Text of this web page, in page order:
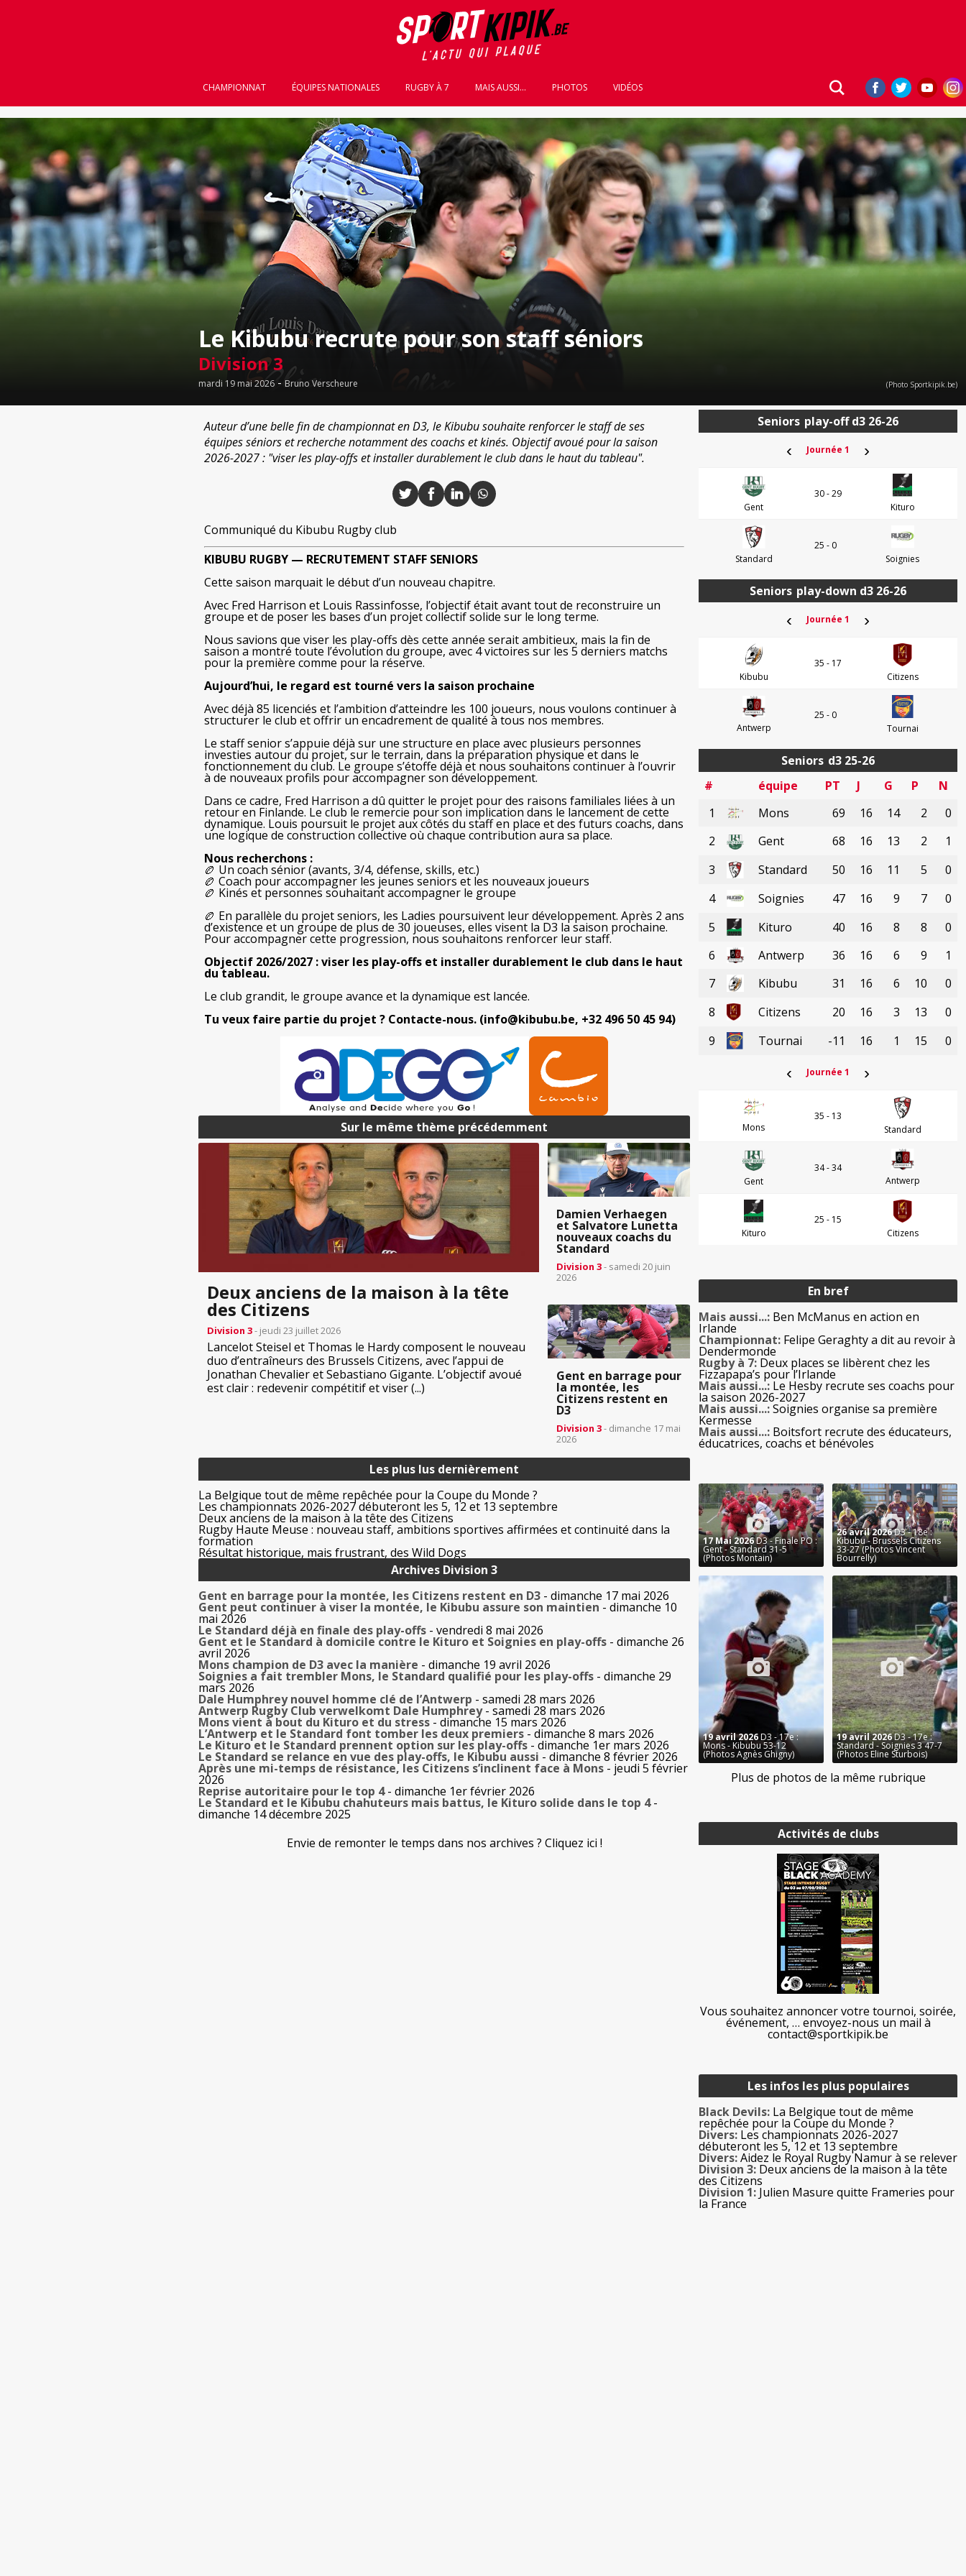
CHAMPIONNAT ÉQUIPES NATIONALES RUGBY À 7 MAIS AUSSI... PHOTOS VIDÉOS
Le Kibubu recrute pour son staff séniors
Division 3
mardi 19 mai 2026 - Bruno Verscheure (Photo Sportkipik.be)
Auteur d’une belle fin de championnat en D3, le Kibubu souhaite renforcer le staff de ses
équipes séniors et recherche notamment des coachs et kinés. Objectif avoué pour la saison
2026-2027 : "viser les play-offs et installer durablement le club dans le haut du tableau".
Communiqué du Kibubu Rugby club
KIBUBU RUGBY — RECRUTEMENT STAFF SENIORS
Cette saison marquait le début d’un nouveau chapitre.
Avec Fred Harrison et Louis Rassinfosse, l’objectif était avant tout de reconstruire un
groupe et de poser les bases d’un projet collectif solide sur le long terme.
Nous savions que viser les play-offs dès cette année serait ambitieux, mais la fin de
saison a montré toute l’évolution du groupe, avec 4 victoires sur les 5 derniers matchs
pour la première comme pour la réserve.
Aujourd’hui, le regard est tourné vers la saison prochaine
Avec déjà 85 licenciés et l’ambition d’atteindre les 100 joueurs, nous voulons continuer à
structurer le club et offrir un encadrement de qualité à tous nos membres.
Le staff senior s’appuie déjà sur une structure en place avec plusieurs personnes
investies autour du projet, sur le terrain, dans la préparation physique et dans le
fonctionnement du club. Le groupe s’étoffe déjà et nous souhaitons continuer à l’ouvrir
à de nouveaux profils pour accompagner son développement.
Dans ce cadre, Fred Harrison a dû quitter le projet pour des raisons familiales liées à un
retour en Finlande. Le club le remercie pour son implication dans le lancement de cette
dynamique. Louis poursuit le projet aux côtés du staff en place et des futurs coachs, dans
une logique de construction collective où chaque contribution aura sa place.
Nous recherchons :
🏉 Un coach sénior (avants, 3/4, défense, skills, etc.)
🏉 Coach pour accompagner les jeunes seniors et les nouveaux joueurs
🏉 Kinés et personnes souhaitant accompagner le groupe
🏉 En parallèle du projet seniors, les Ladies poursuivent leur développement. Après 2 ans
d’existence et un groupe de plus de 30 joueuses, elles visent la D3 la saison prochaine.
Pour accompagner cette progression, nous souhaitons renforcer leur staff.
Objectif 2026/2027 : viser les play-offs et installer durablement le club dans le haut
du tableau.
Le club grandit, le groupe avance et la dynamique est lancée.
Tu veux faire partie du projet ? Contacte-nous. (info@kibubu.be, +32 496 50 45 94)
Sur le même thème précédemment
Deux anciens de la maison à la tête
des Citizens
Division 3- jeudi 23 juillet 2026
Lancelot Steisel et Thomas le Hardy composent le nouveau
duo d’entraîneurs des Brussels Citizens, avec l’appui de
Jonathan Chevalier et Sebastiano Gigante. L’objectif avoué
est clair : redevenir compétitif et viser (...)
Damien Verhaegen
et Salvatore Lunetta
nouveaux coachs du
Standard
Division 3- samedi 20 juin
2026
Gent en barrage pour
la montée, les
Citizens restent en
D3
Division 3- dimanche 17 mai
2026
Les plus lus dernièrement
La Belgique tout de même repêchée pour la Coupe du Monde ?
Les championnats 2026-2027 débuteront les 5, 12 et 13 septembre
Deux anciens de la maison à la tête des Citizens
Rugby Haute Meuse : nouveau staff, ambitions sportives affirmées et continuité dans la
formation
Résultat historique, mais frustrant, des Wild Dogs
Archives Division 3
Gent en barrage pour la montée, les Citizens restent en D3 - dimanche 17 mai 2026
Gent peut continuer à viser la montée, le Kibubu assure son maintien - dimanche 10
mai 2026
Le Standard déjà en finale des play-offs - vendredi 8 mai 2026
Gent et le Standard à domicile contre le Kituro et Soignies en play-offs - dimanche 26
avril 2026
Mons champion de D3 avec la manière - dimanche 19 avril 2026
Soignies a fait trembler Mons, le Standard qualifié pour les play-offs - dimanche 29
mars 2026
Dale Humphrey nouvel homme clé de l’Antwerp - samedi 28 mars 2026
Antwerp Rugby Club verwelkomt Dale Humphrey- samedi 28 mars 2026
Mons vient à bout du Kituro et du stress - dimanche 15 mars 2026
L’Antwerp et le Standard font tomber les deux premiers - dimanche 8 mars 2026
Le Kituro et le Standard prennent option sur les play-offs - dimanche 1er mars 2026
Le Standard se relance en vue des play-offs, le Kibubu aussi - dimanche 8 février 2026
Après une mi-temps de résistance, les Citizens s’inclinent face à Mons - jeudi 5 février
2026
Reprise autoritaire pour le top 4- dimanche 1er février 2026
Le Standard et le Kibubu chahuteurs mais battus, le Kituro solide dans le top 4-
dimanche 14 décembre 2025
Envie de remonter le temps dans nos archives ? Cliquez ici !
Seniors play-off d3 26-26
‹ Journée 1 ›
Gent
30 - 29
Kituro
Standard
25 - 0
Soignies
Seniors play-down d3 26-26
‹ Journée 1 ›
Kibubu
35 - 17
Citizens
Antwerp
25 - 0
Tournai
Seniors d3 25-26
#
équipe PT J G P
N
1
Mons 69 16 14 2
0
2
Gent 68 16 13 2
1
3
Standard 50 16 11 5
0
4
Soignies 47 16 9 7
0
5
Kituro 40 16 8 8
0
6
Antwerp 36 16 6 9
1
7
Kibubu 31 16 6 10
0
8
Citizens 20 16 3 13
0
9
Tournai -11 16 1 15 0
‹ Journée 1 ›
Mons
35 - 13
Standard
Gent
34 - 34
Antwerp
Kituro
25 - 15
Citizens
En bref
Mais aussi...: Ben McManus en action en
Irlande
Championnat: Felipe Geraghty a dit au revoir à
Dendermonde
Rugby à 7: Deux places se libèrent chez les
Fizzapapa’s pour l’Irlande
Mais aussi...: Le Hesby recrute ses coachs pour
la saison 2026-2027
Mais aussi...:Soignies organise sa première
Kermesse
Mais aussi...: Boitsfort recrute des éducateurs,
éducatrices, coachs et bénévoles
Activités de clubs
Vous souhaitez annoncer votre tournoi, soirée,
événement, … envoyez-nous un mail à
contact@sportkipik.be
Les infos les plus populaires
Black Devils: La Belgique tout de même
repêchée pour la Coupe du Monde ?
Divers: Les championnats 2026-2027
débuteront les 5, 12 et 13 septembre
Divers:Aidez le Royal Rugby Namur à se relever
Division 3: Deux anciens de la maison à la tête
des Citizens
Division 1: Julien Masure quitte Frameries pour
la France
17 Mai 2026D3 - Finale PO :
Gent - Standard 31-5
(Photos Montain)
26 avril 2026D3 - 18e :
Kibubu - Brussels Citizens
33-27 (Photos Vincent
Bourrelly)
19 avril 2026D3 - 17e :
Mons - Kibubu 53-12
(Photos Agnès Ghigny)
19 avril 2026D3 - 17e :
Standard - Soignies 3 47-7
(Photos Eline Sturbois)
Plus de photos de la même rubrique